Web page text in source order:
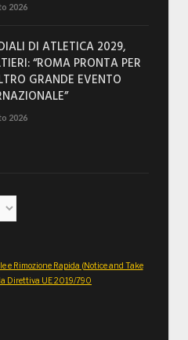
2026
DI ATLETICA 2029,
“ROMA PRONTA PER
GRANDE EVENTO
2026
e Rimozione Rapida (Notice and Take
Direttiva UE 2019/790